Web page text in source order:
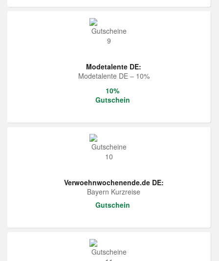
Modetalente DE:
Modetalente DE – 10%
10%
Gutschein
Verwoehnwochenende.de DE:
Bayern Kurzreise
Gutschein